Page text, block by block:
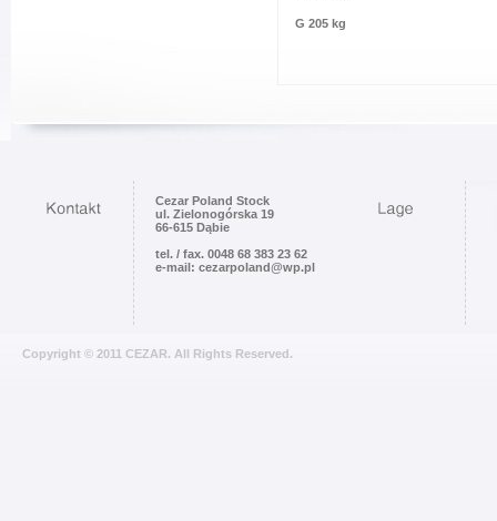
G 205 kg
Cezar Poland Stock
ul. Zielonogórska 19
66-615 Dąbie
tel. / fax. 0048 68 383 23 62
e-mail: cezarpoland@wp.pl
Copyright © 2011 CEZAR. All Rights Reserved.